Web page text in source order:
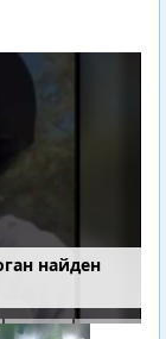
найден